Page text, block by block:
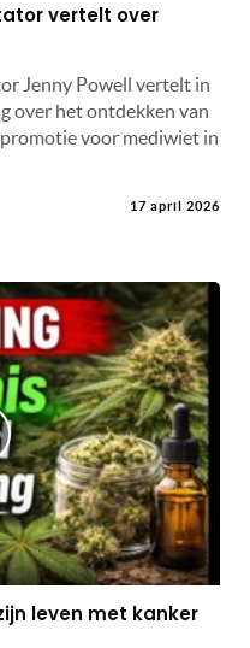
vertelt over
Jenny Powell vertelt in
over het ontdekken van
voor mediwiet in
17 april 2026
leven met kanker